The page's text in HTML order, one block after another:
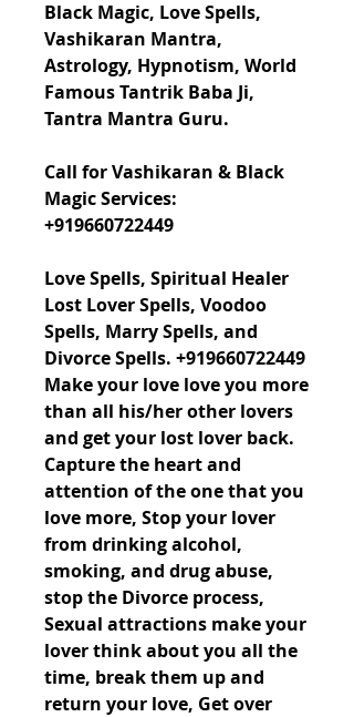
Black Magic, Love Spells,
Vashikaran Mantra,
Astrology, Hypnotism, World
Famous Tantrik Baba Ji,
Tantra Mantra Guru.
Call for Vashikaran & Black
Magic Services:
+919660722449
Love Spells, Spiritual Healer
Lost Lover Spells, Voodoo
Spells, Marry Spells, and
Divorce Spells. +919660722449
Make your love love you more
than all his/her other lovers
and get your lost lover back.
Capture the heart and
attention of the one that you
love more, Stop your lover
from drinking alcohol,
smoking, and drug abuse,
stop the Divorce process,
Sexual attractions make your
lover think about you all the
time, break them up and
return your love, Get over